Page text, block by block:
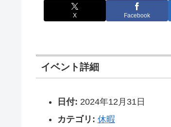
X Facebook
イベント詳細
日付: 2024年12月31日
カテゴリ: 休暇